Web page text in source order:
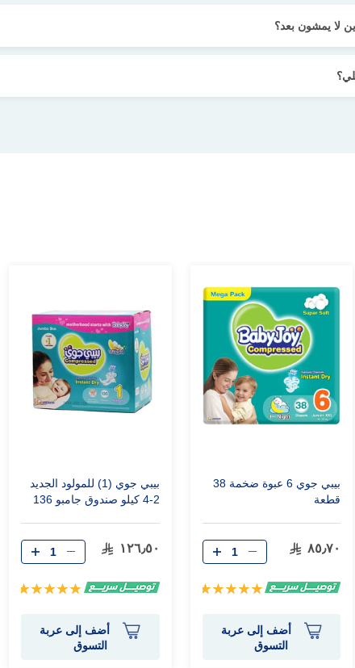
لا يمشون بعد؟
بيبي جوي 6 عبوة ضخمة 38
قطعة
٨٥٫٧٠
تقييم:
أضف إلى عربة
التسوق
بيبي جوي (1) للمولود الجديد
2-4 كيلو صندوق جامبو 136
١٢٦٫٥٠
تقييم:
أضف إلى عربة
التسوق